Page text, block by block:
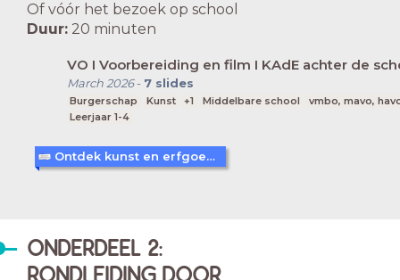
Of vóór het bezoek op school
Duur: 20 minuten
VO I Voorbereiding en film I KAdE achter de
March 2026- 7 slides
Burgerschap Kunst +1 Middelbare school
vmbo, mavo,
Leerjaar 1-4
Ontdek kunst en erfgoed in Amersfoort
ONDERDEEL 2: